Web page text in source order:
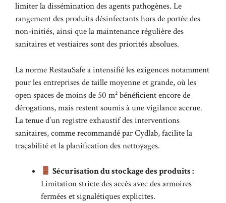
limiter la dissémination des agents pathogènes. Le
rangement des produits désinfectants hors de portée des
non-initiés, ainsi que la maintenance régulière des
sanitaires et vestiaires sont des priorités absolues.
La norme RestauSafe a intensifié les exigences notamment
pour les entreprises de taille moyenne et grande, où les
open spaces de moins de 50 m² bénéficient encore de
dérogations, mais restent soumis à une vigilance accrue.
La tenue d’un registre exhaustif des interventions
sanitaires, comme recommandé parCydlab, facilite la
traçabilité et la planification des nettoyages.
Sécurisation du stockage des produits :
Limitation stricte des accès avec des armoires
fermées et signalétiques explicites.